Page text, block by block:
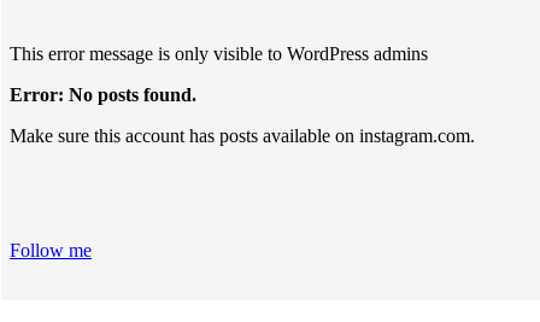
This error message is only visible to WordPress admins
Error: No posts found.
Make sure this account has posts available on instagram.com.
Follow me